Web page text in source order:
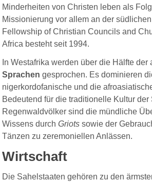
Minderheiten von Christen lebenals
Missionierungvorallem an dersüdlichen
Fellowship of Christian Councils and
Africa bestehtseit 1994.
In Westafrika werden über die Hälfte der
Sprachen gesprochen. Es dominieren
nigerkordofanische und die
Bedeutend für die traditionelle Kultur der
Regenwaldvölker sind die mündliche
Wissens durchGriots sowie der
Tänzen zu zeremoniellen Anlässen.
Wirtschaft
Die Sahelstaaten gehören zu den